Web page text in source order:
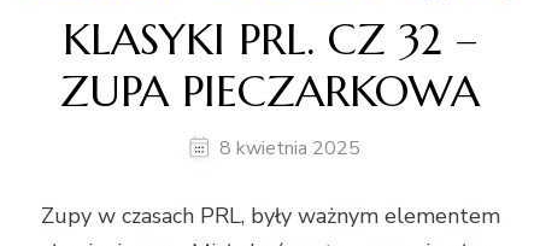
KLASYKI PRL. CZ 32 –
ZUPA PIECZARKOWA
8 kwietnia 2025
Zupy w czasach PRL, były ważnym elementem